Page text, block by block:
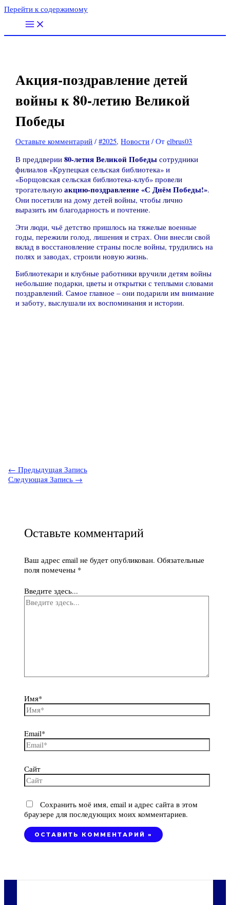
Перейти к содержимому
Акция-поздравление детей
войны к 80-летию Великой
Победы
Оставьте комментарий /#2025,Новости / Отelbrus03
В преддверии80-летия Великой Победы сотрудники
филиалов «Крупецкая сельская библиотека» и
«Борщовская сельская библиотека-клуб» провели
трогательнуюакцию-поздравление «С Днём Победы!».
Они посетили на дому детей войны, чтобы лично
выразить им благодарность и почтение.
Эти люди, чьё детство пришлось на тяжелые военные
годы, пережили голод, лишения и страх. Они внесли свой
вклад в восстановление страны после войны, трудились на
полях и заводах, строили новую жизнь.
Библиотекари и клубные работники вручили детям войны
небольшие подарки, цветы и открытки с теплыми словами
поздравлений. Самое главное – они подарили им внимание
и заботу, выслушали их воспоминания и истории.
← Предыдущая Запись
Следующая Запись →
Оставьте комментарий
Ваш адрес email не будет опубликован. Обязательные
поля помечены *
Введите здесь...
Имя*
Email*
Сайт
Сохранить моё имя, email и адрес сайта в этом
браузере для последующих моих комментариев.